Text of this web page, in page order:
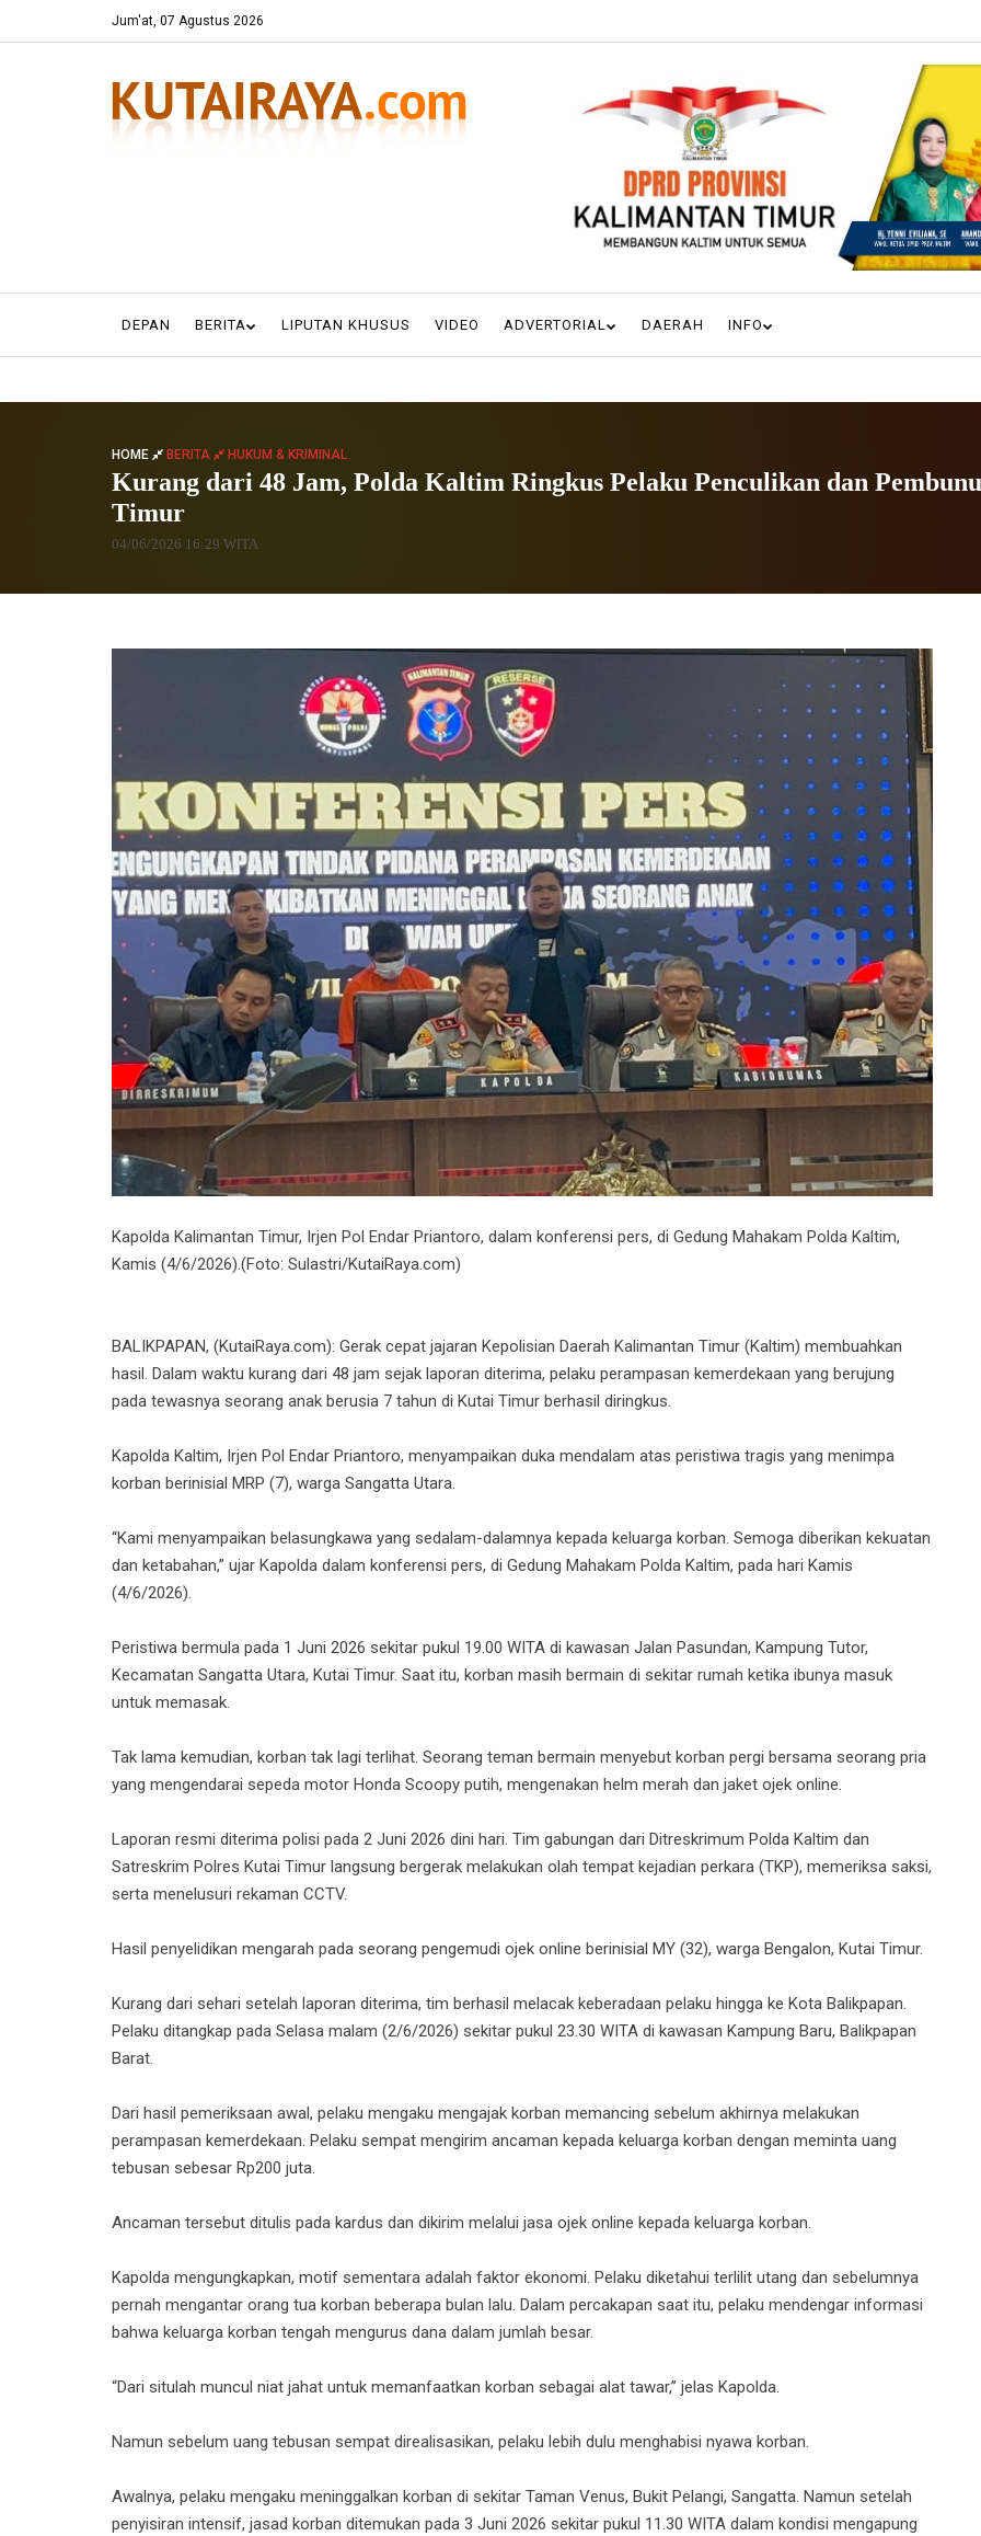
Jum'at, 07 Agustus 2026
DEPAN BERITA LIPUTAN KHUSUS VIDEO ADVERTORIAL DAERAH INFO
HOME BERITA HUKUM & KRIMINAL
Kurang dari 48 Jam, Polda Kaltim Ringkus Pelaku Penculikan dan
Timur
04/06/2026 16:29 WITA
Kapolda Kalimantan Timur, Irjen Pol Endar Priantoro, dalam konferensi pers, di Gedung Mahakam Polda Kaltim,
Kamis (4/6/2026).(Foto: Sulastri/KutaiRaya.com)
BALIKPAPAN, (KutaiRaya.com): Gerak cepat jajaran Kepolisian Daerah Kalimantan Timur (Kaltim) membuahkan
hasil. Dalam waktu kurang dari 48 jam sejak laporan diterima, pelaku perampasan kemerdekaan yang berujung
pada tewasnya seorang anak berusia 7 tahun di Kutai Timur berhasil diringkus.
Kapolda Kaltim, Irjen Pol Endar Priantoro, menyampaikan duka mendalam atas peristiwa tragis yang menimpa
korban berinisial MRP (7), warga Sangatta Utara.
“Kami menyampaikan belasungkawa yang sedalam-dalamnya kepada keluarga korban. Semoga diberikan kekuatan
dan ketabahan,” ujar Kapolda dalam konferensi pers, di Gedung Mahakam Polda Kaltim, pada hari Kamis
(4/6/2026).
Peristiwa bermula pada 1 Juni 2026 sekitar pukul 19.00 WITA di kawasan Jalan Pasundan, Kampung Tutor,
Kecamatan Sangatta Utara, Kutai Timur. Saat itu, korban masih bermain di sekitar rumah ketika ibunya masuk
untuk memasak.
Tak lama kemudian, korban tak lagi terlihat. Seorang teman bermain menyebut korban pergi bersama seorang pria
yang mengendarai sepeda motor Honda Scoopy putih, mengenakan helm merah dan jaket ojek online.
Laporan resmi diterima polisi pada 2 Juni 2026 dini hari. Tim gabungan dari Ditreskrimum Polda Kaltim dan
Satreskrim Polres Kutai Timur langsung bergerak melakukan olah tempat kejadian perkara (TKP), memeriksa saksi,
serta menelusuri rekaman CCTV.
Hasil penyelidikan mengarah pada seorang pengemudi ojek online berinisial MY (32), warga Bengalon, Kutai Timur.
Kurang dari sehari setelah laporan diterima, tim berhasil melacak keberadaan pelaku hingga ke Kota Balikpapan.
Pelaku ditangkap pada Selasa malam (2/6/2026) sekitar pukul 23.30 WITA di kawasan Kampung Baru, Balikpapan
Barat.
Dari hasil pemeriksaan awal, pelaku mengaku mengajak korban memancing sebelum akhirnya melakukan
perampasan kemerdekaan. Pelaku sempat mengirim ancaman kepada keluarga korban dengan meminta uang
tebusan sebesar Rp200 juta.
Ancaman tersebut ditulis pada kardus dan dikirim melalui jasa ojek online kepada keluarga korban.
Kapolda mengungkapkan, motif sementara adalah faktor ekonomi. Pelaku diketahui terlilit utang dan sebelumnya
pernah mengantar orang tua korban beberapa bulan lalu. Dalam percakapan saat itu, pelaku mendengar informasi
bahwa keluarga korban tengah mengurus dana dalam jumlah besar.
“Dari situlah muncul niat jahat untuk memanfaatkan korban sebagai alat tawar,” jelas Kapolda.
Namun sebelum uang tebusan sempat direalisasikan, pelaku lebih dulu menghabisi nyawa korban.
Awalnya, pelaku mengaku meninggalkan korban di sekitar Taman Venus, Bukit Pelangi, Sangatta. Namun setelah
penyisiran intensif, jasad korban ditemukan pada 3 Juni 2026 sekitar pukul 11.30 WITA dalam kondisi mengapung